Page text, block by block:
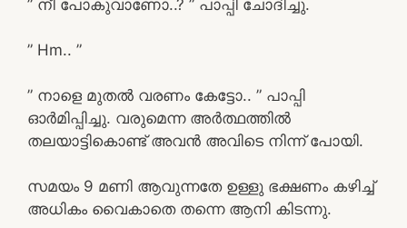
” നീ പോകുവാണോ..? ” പാപ്പി ചോദിച്ചു.
” Hm.. ”
” നാളെ മുതൽ വരണം കേട്ടോ.. ” പാപ്പി
ഓർമിപ്പിച്ചു. വരുമെന്ന അർത്ഥത്തിൽ
തലയാട്ടികൊണ്ട് അവൻ അവിടെ നിന്ന് പോയി.
സമയം 9 മണി ആവുന്നതേ ഉള്ളു ഭക്ഷണം കഴിച്ച്
അധികം വൈകാതെ തന്നെ ആനി കിടന്നു.